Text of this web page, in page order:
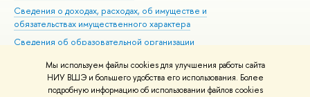
Мы используем файлы cookies для улучшения работы сайта
НИУ ВШЭ и большего удобства его использования. Более
подробную информацию об использовании файлов cookies
Сведения о доходах, расходах, об имуществе и
обязательствах имущественного характера
Сведения об образовательной организации
Людям с ограниченными возможностями здоровья
Единая платежная страница
Работа в Вышке